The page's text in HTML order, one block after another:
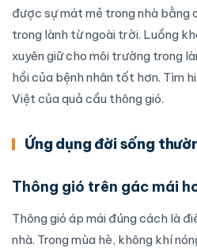
được sự mát mẻ trong nhà bằng
trong lành từ ngoài trời. Luồng
xuyên giữ cho môi trường trong
hồi của bệnh nhân tốt hơn. Tìm
Việt của quả cầu thông gió.
Ứng dụng đời sống
Thông gió trên gác mái
Thông gió áp mái đúng cách là
nhà. Trong mùa hè, không khí